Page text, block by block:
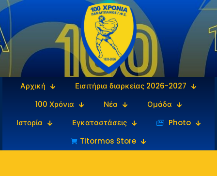
Αρχική
Εισιτήρια διαρκείας 2026-2027
100 Χρόνια
Νέα
Ομάδα
Ιστορία
Εγκαταστάσεις
‎‏‏‎ ‎Photo
Titormos Store